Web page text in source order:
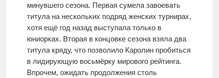
минувшего сезона. Первая сумела завоевать
титула на нескольких подряд женских турнирах,
хотя ещё год назад выступала только в
юниорках. Вторая в концовке сезона взяла два
титула кряду, что позволило Каролин пробиться
в лидирующую восьмёрку мирового рейтинга.
Впрочем, ожидать продолжения столь